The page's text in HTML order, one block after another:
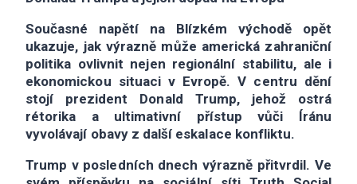
Současné napětí na Blízkém východě opět
ukazuje, jak výrazně může americká zahraniční
politika ovlivnit nejen regionální stabilitu, ale i
ekonomickou situaci v Evropě. V centru dění
stojí prezident Donald Trump, jehož ostrá
rétorika a ultimativní přístup vůči Íránu
vyvolávají obavy z další eskalace konfliktu.
Trump v posledních dnech výrazně přitvrdil. Ve